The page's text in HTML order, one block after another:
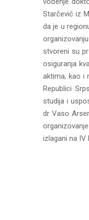
Starčević iz
da je u
stvoreni su
osiguranja
aktima, kao i
Republici
studija i
dr Vaso
izlagani na